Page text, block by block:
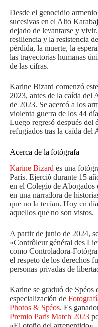
Desde el genocidio
sucesivas en el Alto
dejado de levantarse y
resiliencia y la resistencia
pérdida, la muerte, la
las trayectorias humanas
de las cifras.
Karine Bizard comenzó
2023, antes de la caída del
de 2023. Se acercó a los
violenta guerra de los 44
Luego regresó después del
refugiados tras la caída del
Acerca de la fotógrafa
Karine Bizard es una
París. Ejerció durante 15
en el Colegio de
en una narradora de
que no la tenían. Hoy en
aquellos que no son vistos.
A partir de junio de 2024,
«Contrôleur général des
como Controladora-
el respeto de los derechos
personas privadas de
Karine se graduó de Spéos
especialización de
Photos & Spéos. Es
Premio Paris Match 2023
«El otoño del arrepentido».